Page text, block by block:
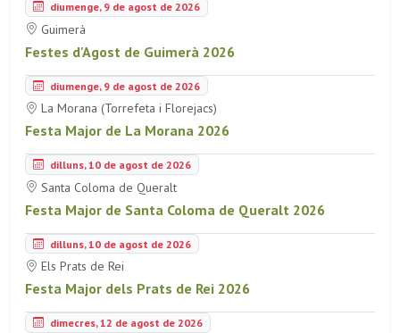
diumenge, 9 de agost de 2026
Guimerà
Festes d'Agost de Guimerà 2026
diumenge, 9 de agost de 2026
La Morana (Torrefeta i Florejacs)
Festa Major de La Morana 2026
dilluns, 10 de agost de 2026
Santa Coloma de Queralt
Festa Major de Santa Coloma de Queralt 2026
dilluns, 10 de agost de 2026
Els Prats de Rei
Festa Major dels Prats de Rei 2026
dimecres, 12 de agost de 2026